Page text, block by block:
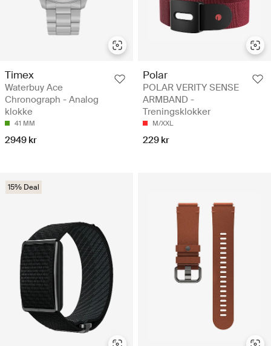
Timex
Waterbuy Ace
Chronograph - Analog
klokke
41 MM
2949 kr
Polar
POLAR VERITY SENSE
ARMBAND -
Treningsklokker
M/XXL
229 kr
15% Deal